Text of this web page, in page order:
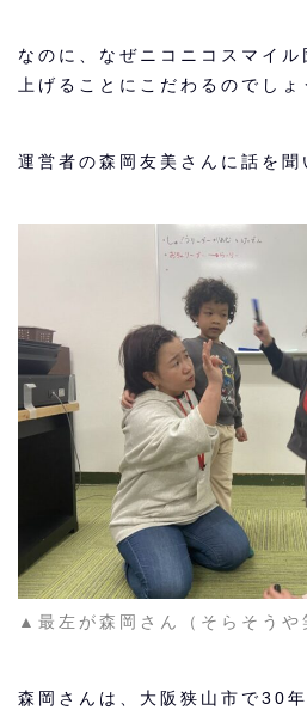
なのに、なぜニコニコスマイル
上げることにこだわるのでしょ
運営者の森岡友美さんに話を聞
▲最左が森岡さん（そらそうや
森岡さんは、大阪狭山市で30